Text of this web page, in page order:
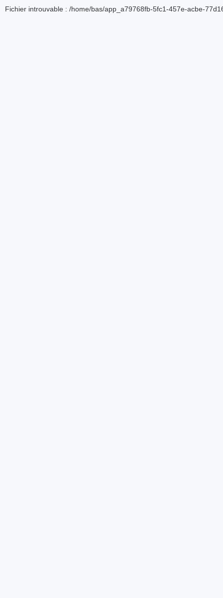
Fichier introuvable : /home/bas/app_a79768fb-5fc1-457e-acbe-